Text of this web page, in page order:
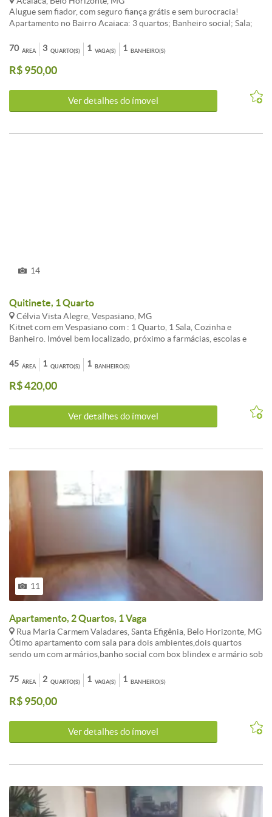
Alugue sem fiador, com seguro fiança grátis e sem burocracia!
Apartamento no Bairro Acaiaca: 3 quartos; Banheiro social; Sala;
consultores!
ÁREA
70 QUARTO(S)
3 VAGA(S)
1 BANHEIRO(S)
1
R$ 950,00
Ver detalhes do ímovel
14
Quitinete, 1 Quarto
Célvia Vista Alegre, Vespasiano, MG
Kitnet com em Vespasiano com : 1 Quarto, 1 Sala, Cozinha e
Banheiro. Imóvel bem localizado, próximo a farmácias, escolas e
ÁREA
45 QUARTO(S)
1 BANHEIRO(S)
1
R$ 420,00
Ver detalhes do ímovel
11
Apartamento, 2 Quartos, 1 Vaga
Rua Maria Carmem Valadares, Santa Efigênia, Belo Horizonte, MG
Ótimo apartamento com sala para dois ambientes,dois quartos
sendo um com armários,banho social com box blindex e armário sob
garagem.
ÁREA
75 QUARTO(S)
2 VAGA(S)
1 BANHEIRO(S)
1
R$ 950,00
Ver detalhes do ímovel